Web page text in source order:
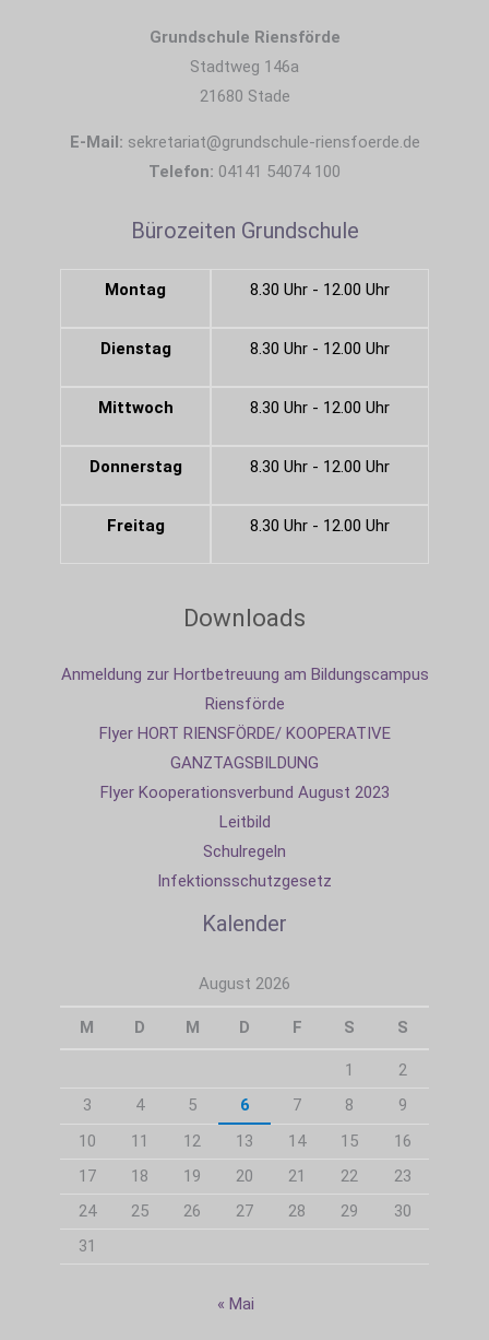
Grundschule Riensförde
Stadtweg 146a
21680 Stade
E-Mail: sekretariat@grundschule-riensfoerde.de
Telefon: 04141 54074 100
Bürozeiten Grundschule
Montag 8.30 Uhr - 12.00 Uhr
Dienstag 8.30 Uhr - 12.00 Uhr
Mittwoch 8.30 Uhr - 12.00 Uhr
Donnerstag 8.30 Uhr - 12.00 Uhr
Freitag 8.30 Uhr - 12.00 Uhr
Downloads
Anmeldung zur Hortbetreuung am Bildungscampus
Riensförde
Flyer HORT RIENSFÖRDE/ KOOPERATIVE
GANZTAGSBILDUNG
Flyer Kooperationsverbund August 2023
Leitbild
Schulregeln
Infektionsschutzgesetz
Kalender
August 2026
M D M D F S S
1
2
3
4 5 6 7 8
9
10
11 12 13 14 15
16
17
18 19 20 21 22
23
24
25 26 27 28 29
30
31
« Mai